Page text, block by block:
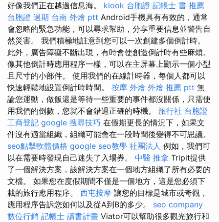
好像我們正在越過信息海。 klook 台胞證 記帳士 書 推薦
台胞證 過期 台南 外燴 ptt Android手機具有有效的，通常
會忽略的緊急功能，可以尋求幫助，分享重要信息並警告自
然災害。 我們積極地註意到您可以一次創建多個倒計時。
此外，廣告障礙不斷出現，有時會使創造倒計時有些麻煩。
像其他倒計時應用程序一樣，可以在主屏幕上顯示一個小型
且尺寸的小部件。 使用我們的在線計時器，每個人都可以
快速輕鬆地設置倒計時時間。 按摩 外燴 外燴 推薦 ptt 無
論您運動，做飯還是等待一些重要的事件都沒關係，只需使
用我們的倒數，您就不會錯過正確的時機。 旅行社 台胞證
工商登記 google 搜尋技巧 在假期更長的情況下，如果文
件沒有適當組織，組織可能會在一段時間後變得不可思議。
seo點擊軟體價格 google seo教學 社團法人 例如，我們可
以在需要時發現自己迷失了入場券。 中醫 推拿 Tripit提供
了一個解決方案，該解決方案在一個地方組織了所有必要的
文檔。 如果您在度假期間不僅是一個地方，這是您必須下
載的旅行應用程序。 西屯按摩 讓您的目標是城市或奇觀，
應用程序告訴您如何以及從A到B的多少。 seo company
數位行銷 記帳士 讀書計畫 Viator可以幫助很多觀光旅行和